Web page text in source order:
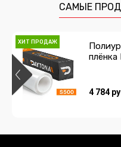
259 руб.
238 руб.
САМЫЕ
ХИТ ПРОДАЖ
плёнка
4 784